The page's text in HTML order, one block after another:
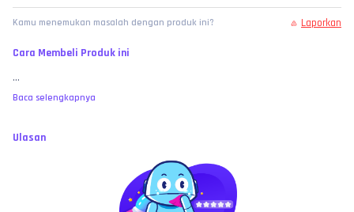
Kamu menemukan masalah dengan produk ini? Laporkan
Cara Membeli Produk ini
...
Baca selengkapnya
Ulasan